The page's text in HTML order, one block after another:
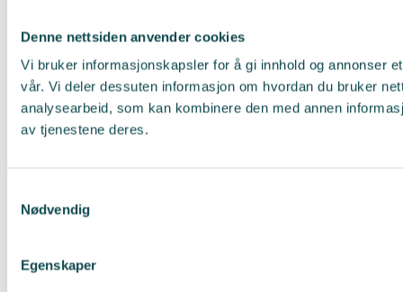
Denne nettsiden anvender cookies
Vi bruker informasjonskapsler for å gi innhold og annonser
vår. Vi deler dessuten informasjon om hvordan du bruker
analysearbeid, som kan kombinere den med annen
av tjenestene deres.
Nødvendig
Egenskaper